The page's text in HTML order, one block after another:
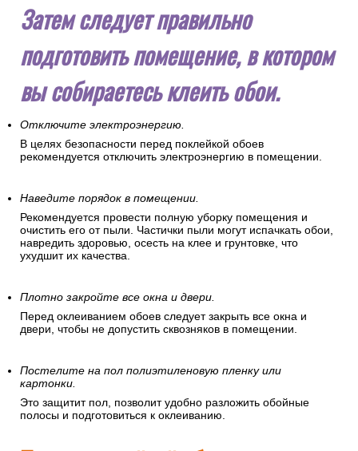
Затем следует правильно
подготовить помещение, в котором
вы собираетесь клеить обои.
Отключите электроэнергию.
В целях безопасности перед поклейкой обоев
рекомендуется отключить электроэнергию в помещении.
Наведите порядок в помещении.
Рекомендуется провести полную уборку помещения и
очистить его от пыли. Частички пыли могут испачкать обои,
навредить здоровью, осесть на клее и грунтовке, что
ухудшит их качества.
Плотно закройте все окна и двери.
Перед оклеиванием обоев следует закрыть все окна и
двери, чтобы не допустить сквозняков в помещении.
Постелите на пол полиэтиленовую пленку или
картонки.
Это защитит пол, позволит удобно разложить обойные
полосы и подготовиться к оклеиванию.